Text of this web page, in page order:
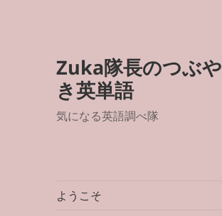
Zuka隊長のつぶや
き英単語
気になる英語調べ隊
ようこそ